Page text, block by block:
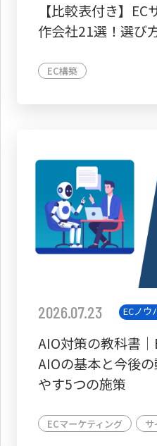
【比較表付き】
作会社21選！選び
EC構築
2026.07.23 ECノウ
AIO対策の教科書
AIOの基本と今後
やす5つの施策
ECマーケティング サ